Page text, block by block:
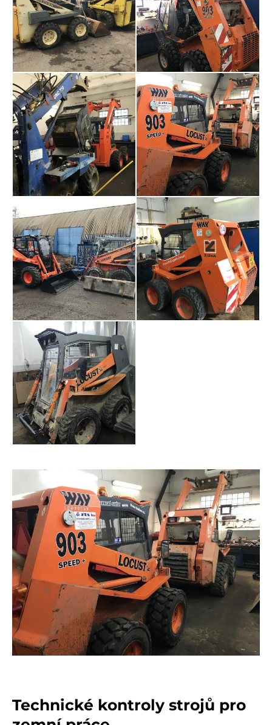
Technické kontroly strojů pro